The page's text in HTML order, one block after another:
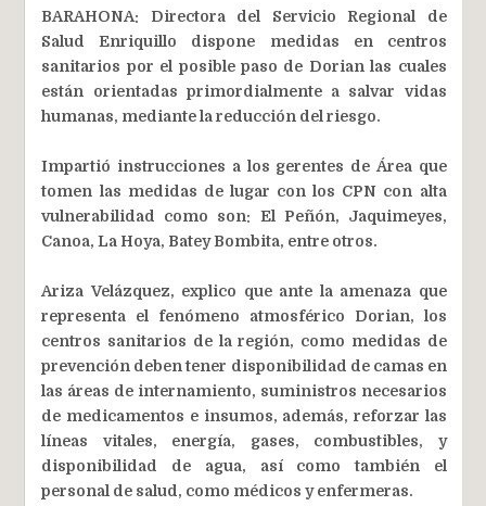
BARAHONA: Directora del Servicio Regional de
Salud Enriquillo dispone medidas en centros
sanitarios por el posible paso de Dorianlas cuales
están orientadas primordialmente a salvar vidas
humanas, mediante la reducción del riesgo.
Impartió instrucciones a los gerentes de Área que
tomen las medidas de lugar con los CPN con alta
vulnerabilidad como son: El Peñón, Jaquimeyes,
Canoa, La Hoya, Batey Bombita, entre otros.
Ariza Velázquez, explico que ante la amenaza que
representa el fenómeno atmosférico Dorian, los
centros sanitarios de la región, como medidas de
prevención deben tener disponibilidad de camas en
las áreas de internamiento, suministros necesarios
de medicamentos e insumos, además, reforzar las
líneas vitales, energía, gases, combustibles, y
disponibilidad de agua, así como también el
personal de salud, como médicos y enfermeras.